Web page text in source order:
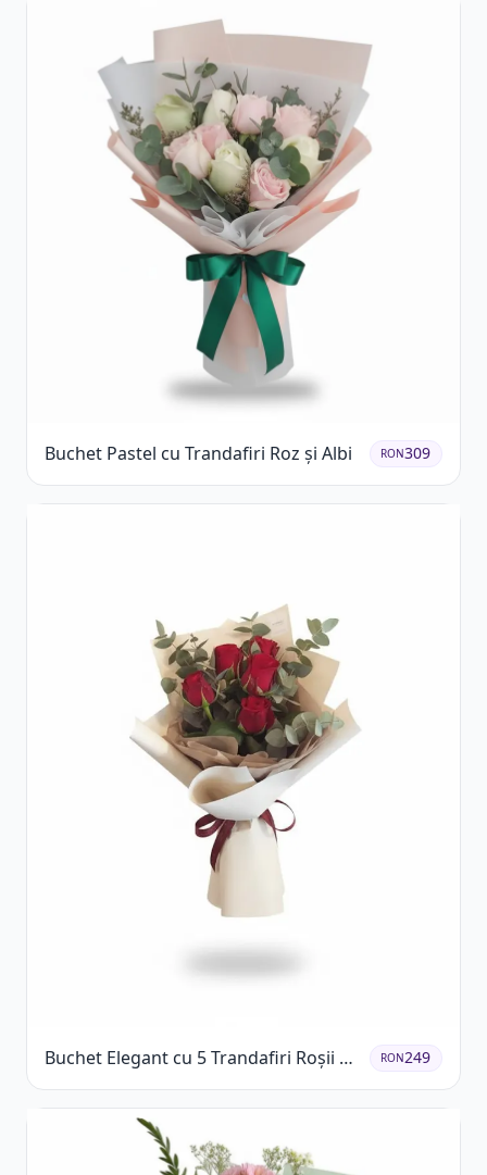
Buchet Pastel cu Trandafiri Roz și Albi RON309
Buchet Elegant cu 5 Trandafiri Roșii și
Eucalipt
RON249